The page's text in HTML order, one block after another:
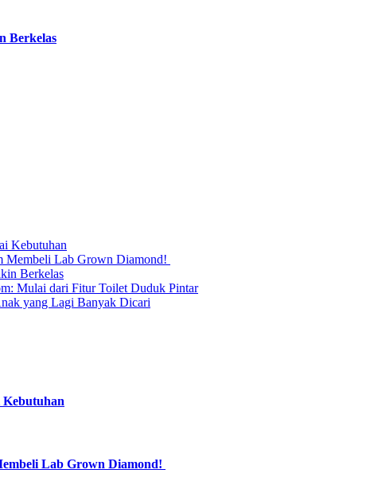
Berkelas
Kebutuhan
Membeli Lab Grown Diamond!
Berkelas
Mulai dari Fitur Toilet Duduk Pintar
yang Lagi Banyak Dicari
Lab Grown Diamond!